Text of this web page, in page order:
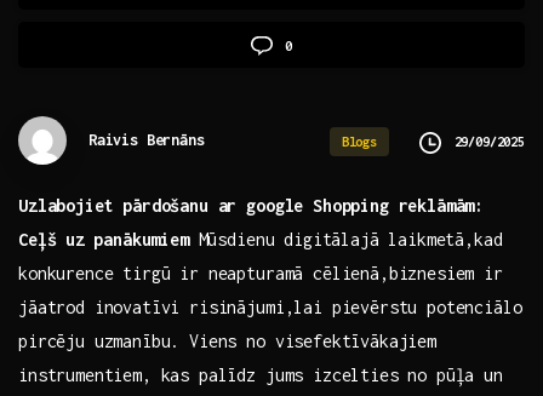
0
Raivis Bernāns Blogs 29/09/2025
Uzlabojiet pārdošanu ar google Shopping reklāmām:
Ceļš ⁢uz⁢ panākumiemMūsdienu digitālajā laikmetā,kad
konkurence tirgū ir neapturamā cēlienā,biznesiem ir ​
jāatrod inovatīvi risinājumi,lai pievērstu potenciālo
pircēju uzmanību. Viens‌ no visefektīvākajiem
instrumentiem, kas palīdz ‌jums izcelties no pūļa un